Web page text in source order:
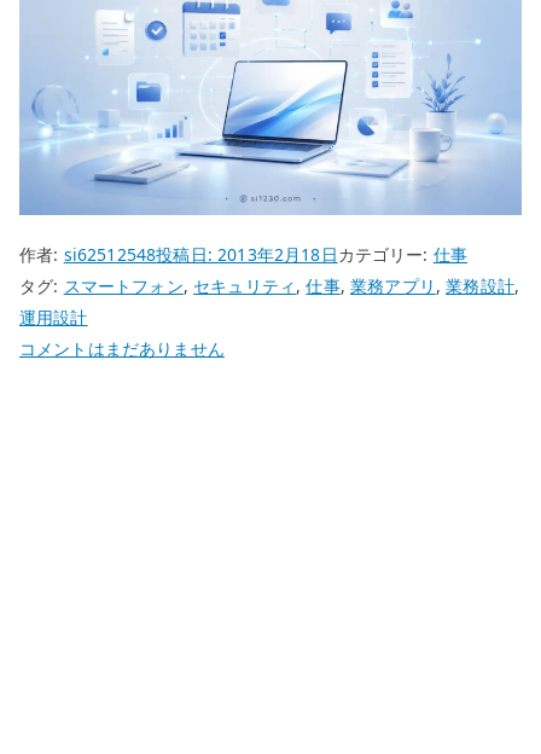
作者: si62512548投稿日:2013年2月18日カテゴリー: 仕事
タグ: スマートフォン, セキュリティ ,仕事,業務アプリ ,業務設計,
運用設計
ス
コメントはまだありません